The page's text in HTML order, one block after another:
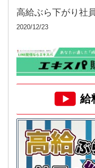
高給ぶら下がり社
2020/12/23
給